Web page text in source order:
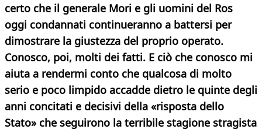
certo che il generale Mori e gli uomini del Ros
oggi condannati continueranno a battersi per
dimostrare la giustezza del proprio operato.
Conosco, poi, molti dei fatti. E ciò che conosco mi
aiuta a rendermi conto che qualcosa di molto
serio e poco limpido accadde dietro le quinte degli
anni concitati e decisivi della «risposta dello
Stato» che seguirono la terribile stagione stragista